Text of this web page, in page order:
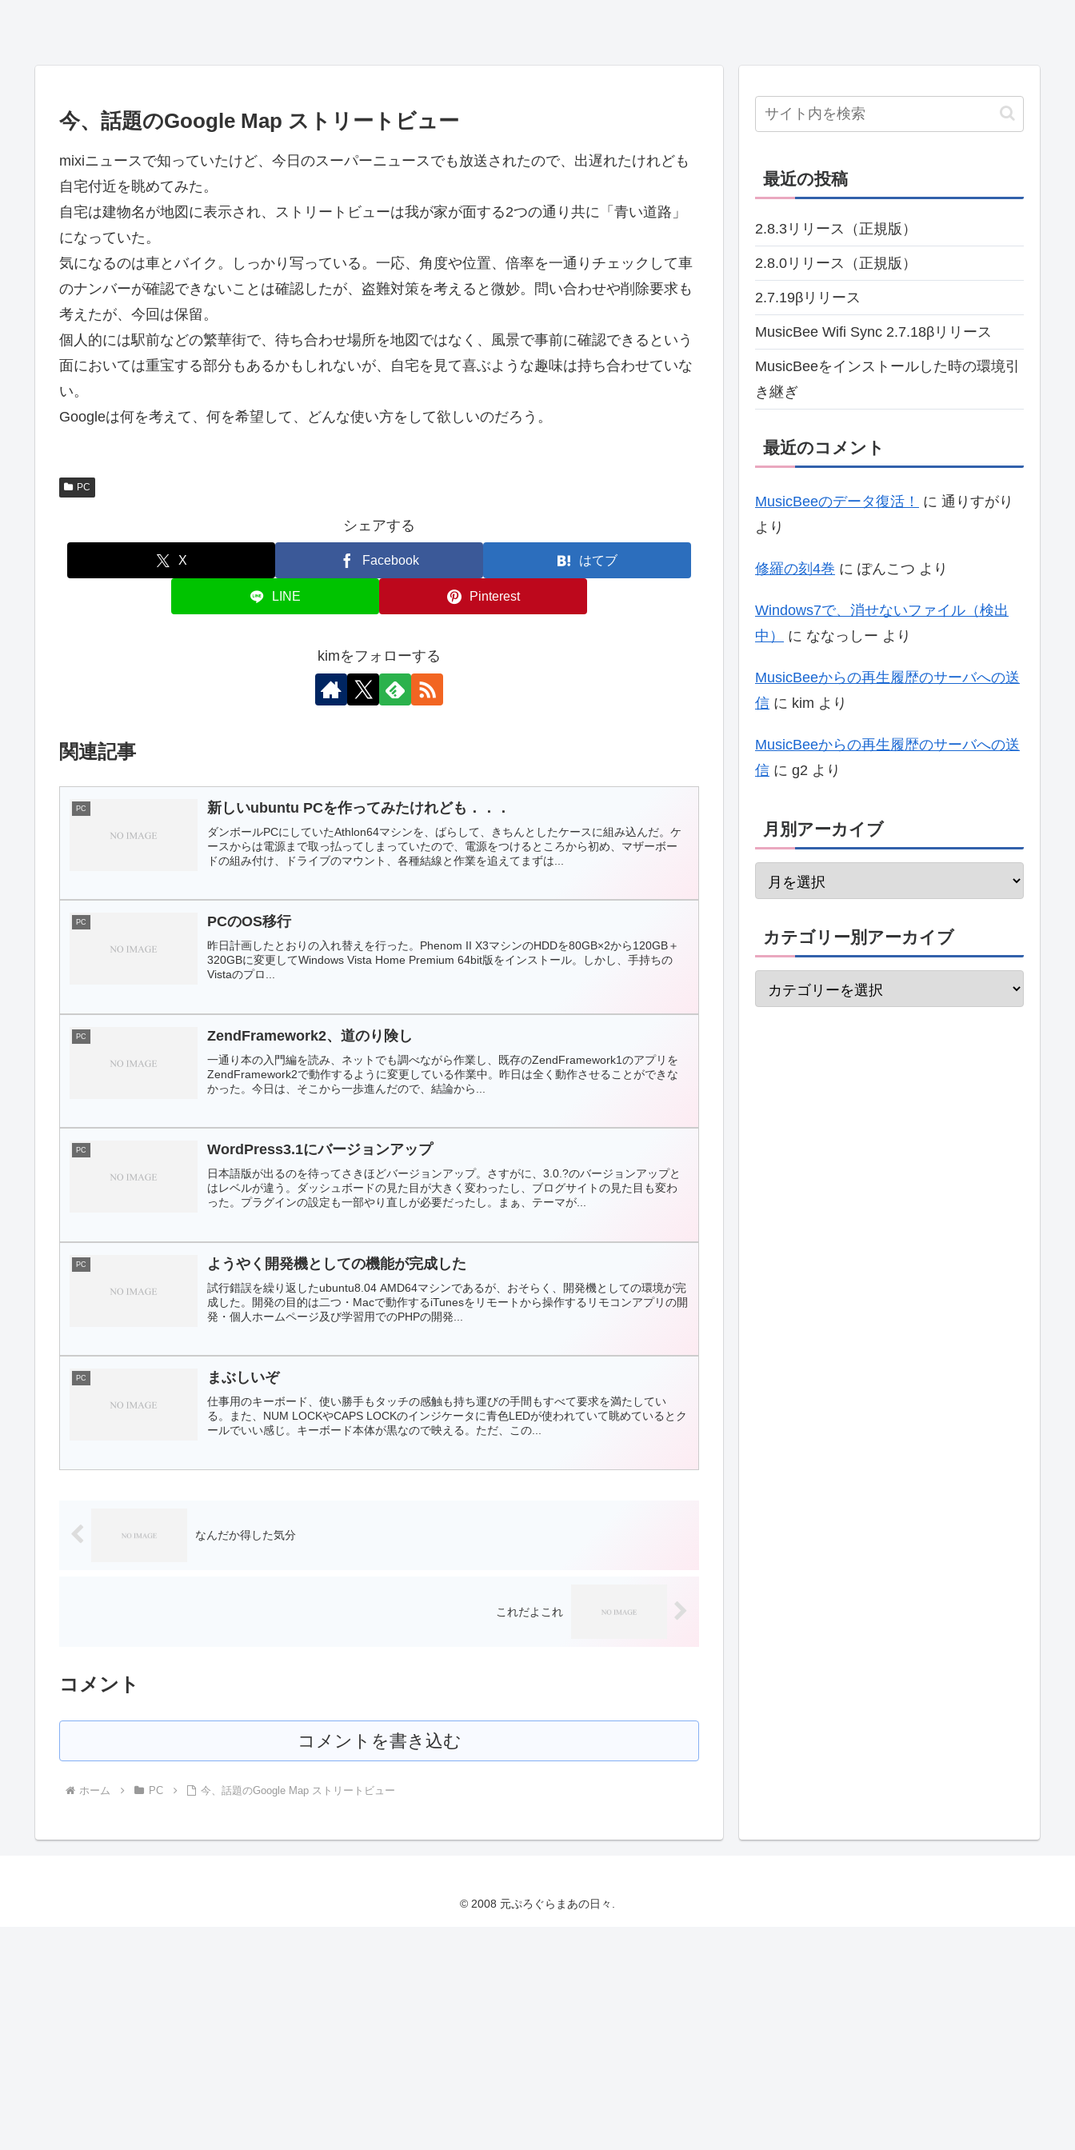
今、話題のGoogle Map ストリートビュー
mixiニュースで知っていたけど、今日のスーパーニュースでも放送されたので、出遅れたけれども
自宅付近を眺めてみた。
自宅は建物名が地図に表示され、ストリートビューは我が家が面する2つの通り共に「青い道路」
になっていた。
気になるのは車とバイク。しっかり写っている。一応、角度や位置、倍率を一通りチェックして車
のナンバーが確認できないことは確認したが、盗難対策を考えると微妙。問い合わせや削除要求も
考えたが、今回は保留。
個人的には駅前などの繁華街で、待ち合わせ場所を地図ではなく、風景で事前に確認できるという
面においては重宝する部分もあるかもしれないが、自宅を見て喜ぶような趣味は持ち合わせていな
い。
Googleは何を考えて、何を希望して、どんな使い方をして欲しいのだろう。
PC
シェアする
X Facebook はてブ
LINE Pinterest
kimをフォローする
関連記事
PC 新しいubuntu PCを作ってみたけれども．．．
ダンボールPCにしていたAthlon64マシンを、ばらして、きちんとしたケースに組み込んだ。ケ
ースからは電源まで取っ払ってしまっていたので、電源をつけるところから初め、マザーボー
ドの組み付け、ドライブのマウント、各種結線と作業を追えてまずは...
PC PCのOS移行
昨日計画したとおりの入れ替えを行った。Phenom II X3マシンのHDDを80GB×2から120GB＋
320GBに変更してWindows Vista Home Premium 64bit版をインストール。しかし、手持ちの
Vistaのプロ...
PC ZendFramework2、道のり険し
一通り本の入門編を読み、ネットでも調べながら作業し、既存のZendFramework1のアプリを
ZendFramework2で動作するように変更している作業中。昨日は全く動作させることができな
かった。今日は、そこから一歩進んだので、結論から...
PC WordPress3.1にバージョンアップ
日本語版が出るのを待ってさきほどバージョンアップ。さすがに、3.0.?のバージョンアップと
はレベルが違う。ダッシュボードの見た目が大きく変わったし、ブログサイトの見た目も変わ
った。プラグインの設定も一部やり直しが必要だったし。まぁ、テーマが...
PC ようやく開発機としての機能が完成した
試行錯誤を繰り返したubuntu8.04 AMD64マシンであるが、おそらく、開発機としての環境が完
成した。開発の目的は二つ・Macで動作するiTunesをリモートから操作するリモコンアプリの開
発・個人ホームページ及び学習用でのPHPの開発...
PC まぶしいぞ
仕事用のキーボード、使い勝手もタッチの感触も持ち運びの手間もすべて要求を満たしてい
る。また、NUM LOCKやCAPS LOCKのインジケータに青色LEDが使われていて眺めているとク
ールでいい感じ。キーボード本体が黒なので映える。ただ、この...
なんだか得した気分
これだよこれ
コメント
コメントを書き込む
ホーム PC 今、話題のGoogle Map ストリートビュー
最近の投稿
2.8.3リリース（正規版）
2.8.0リリース（正規版）
2.7.19βリリース
MusicBee Wifi Sync 2.7.18βリリース
MusicBeeをインストールした時の環境引
き継ぎ
最近のコメント
MusicBeeのデータ復活！ に 通りすがり
より
修羅の刻4巻 に ぽんこつ より
Windows7で、消せないファイル（検出
中）
に ななっしー より
MusicBeeからの再生履歴のサーバへの送
信 に kim より
MusicBeeからの再生履歴のサーバへの送
信 に g2 より
月別アーカイブ
カテゴリー別アーカイブ
© 2008 元ぷろぐらまあの日々.